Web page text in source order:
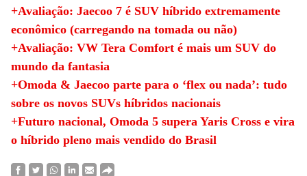
+Avaliação: Jaecoo 7 é SUV híbrido extremamente
econômico (carregando na tomada ou não)
+Avaliação: VW Tera Comfort é mais um SUV do
mundo da fantasia
+Omoda & Jaecoo parte para o ‘flex ou nada’: tudo
sobre os novos SUVs híbridos nacionais
+Futuro nacional, Omoda 5 supera Yaris Cross e vira
o híbrido pleno mais vendido do Brasil